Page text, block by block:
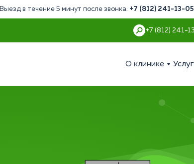
в течение 5 минут после звонка: +7 (812) 241-13-05
+7 (812) 241-
О клинике